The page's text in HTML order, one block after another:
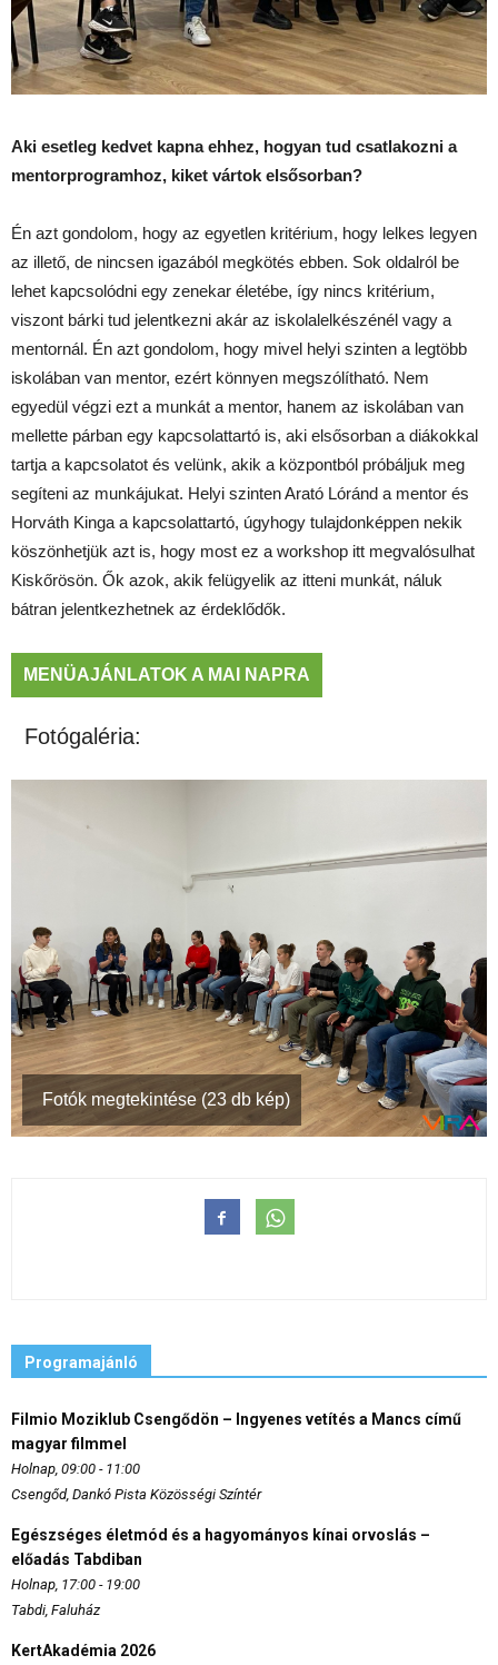
Aki esetleg kedvet kapna ehhez, hogyan tud csatlakozni a
mentorprogramhoz, kiket vártok elsősorban?
Én azt gondolom, hogy az egyetlen kritérium, hogy lelkes legyen
az illető, de nincsen igazából megkötés ebben. Sok oldalról be
lehet kapcsolódni egy zenekar életébe, így nincs kritérium,
viszont bárki tud jelentkezni akár az iskolalelkészénél vagy a
mentornál. Én azt gondolom, hogy mivel helyi szinten a legtöbb
iskolában van mentor, ezért könnyen megszólítható. Nem
egyedül végzi ezt a munkát a mentor, hanem az iskolában van
mellette párban egy kapcsolattartó is, aki elsősorban a diákokkal
tartja a kapcsolatot és velünk, akik a központból próbáljuk meg
segíteni az munkájukat. Helyi szinten Arató Lóránd a mentor és
Horváth Kinga a kapcsolattartó, úgyhogy tulajdonképpen nekik
köszönhetjük azt is, hogy most ez a workshop itt megvalósulhat
Kiskőrösön. Ők azok, akik felügyelik az itteni munkát, náluk
bátran jelentkezhetnek az érdeklődők.
MENÜAJÁNLATOK A MAI NAPRA
Fotógaléria:
Fotók megtekintése (23 db kép)
Programajánló
Filmio Moziklub Csengődön – Ingyenes vetítés a Mancs című
magyar filmmel
Holnap, 09:00 - 11:00
Csengőd, Dankó Pista Közösségi Színtér
Egészséges életmód és a hagyományos kínai orvoslás –
előadás Tabdiban
Holnap, 17:00 - 19:00
Tabdi, Faluház
KertAkadémia 2026